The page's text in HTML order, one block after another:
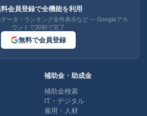
会員登録で全機能を利用
データ・ランキング全件表示など — Googleアカ
ウントで30秒で完了
無料で会員登録
補助金・助成金
補助金検索
IT・デジタル
雇用・人材